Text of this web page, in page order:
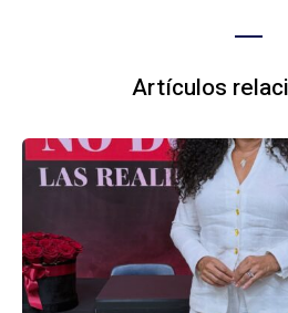
Artículos